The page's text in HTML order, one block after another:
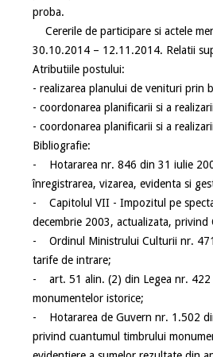
Cererile de participare si actele
30.10.2014 – 12.11.2014. Relatii
Atributiile postului:
- realizarea planului de venituri prin
- coordonarea planificarii si a
- coordonarea planificarii si a
Bibliografie:
- Hotararea nr. 846 din 31 iulie
înregistrarea, vizarea, evidenta si
- Capitolul VII - Impozitul pe
decembrie 2003, actualizata, privind
- Ordinul Ministrului Culturii nr.
tarife de intrare;
- art. 51 alin. (2) din Legea nr. 422
monumentelor istorice;
- Hotararea de Guvern nr. 1.502
privind cuantumul timbrului